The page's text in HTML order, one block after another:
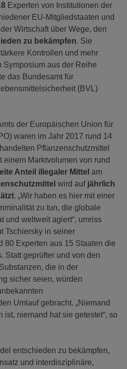
Experten von Institutionen der
EU-Mitgliedstaaten und
Wirtschaft über Wege, den
zu bekämpfen. Sie
Kontrollen und mehr
Symposium aus der Reihe
das Bundesamt für
(BVL)
der Europäischen Union für
waren im Jahr 2017 rund 14
Pflanzenschutzmittel
einem Marktvolumen von rund
Anteil illegaler Mittel am
wird auf jährlich
. „Wir haben es hier mit einer
zu tun, die globale
und weltweit agiert“, umriss
Tschiersky in seiner
80 Experten aus 15 Staaten die
Statt geprüfter und von den
die in der
sicher seien, würden
Umlauf gebracht. „Niemand
niemand hat sie getestet“, so
entschieden zu bekämpfen,
und interdisziplinäre,